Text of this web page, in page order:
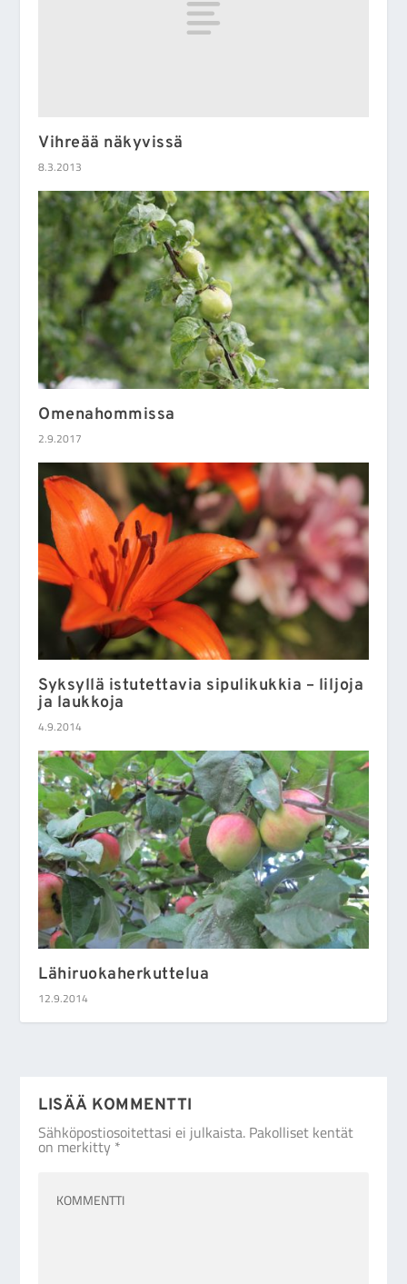
Vihreää näkyvissä
8.3.2013
Omenahommissa
2.9.2017
Syksyllä istutettavia sipulikukkia – liljoja
ja laukkoja
4.9.2014
Lähiruokaherkuttelua
12.9.2014
LISÄÄ KOMMENTTI
Sähköpostiosoitettasi ei julkaista. Pakolliset kentät
on merkitty *